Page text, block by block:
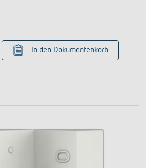
In den Dokumentenkorb